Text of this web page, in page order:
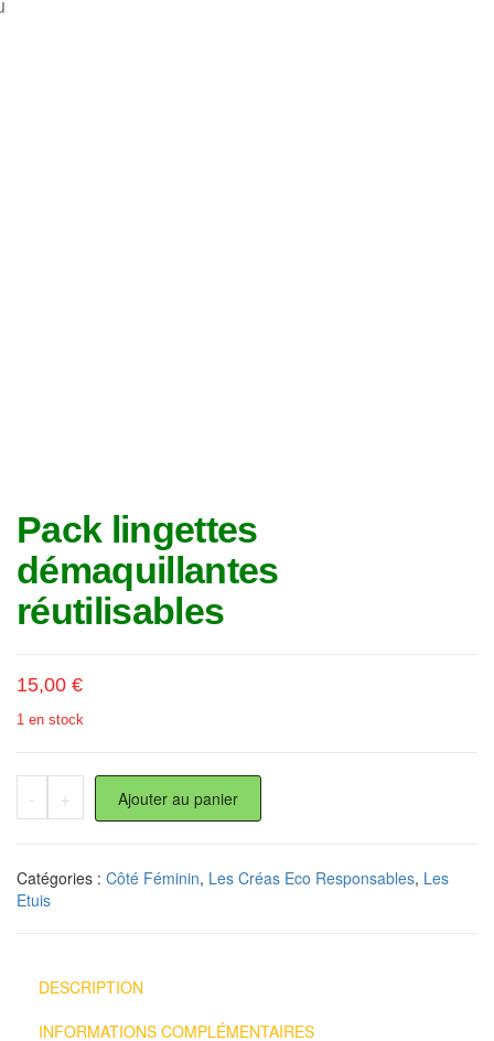
Pack lingettes
démaquillantes
réutilisables
15,00 €
1 en stock
- quantité de Pack lingettes démaquillantes réutilisables
+ Ajouter au panier
Catégories : Côté Féminin, Les Créas Eco Responsables, Les
Etuis
DESCRIPTION
INFORMATIONS COMPLÉMENTAIRES